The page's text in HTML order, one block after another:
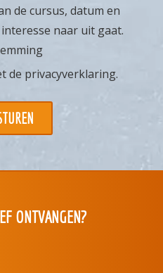
de cursus, datum en
naar uit gaat.
de privacyverklaring.
ONTVANGEN?